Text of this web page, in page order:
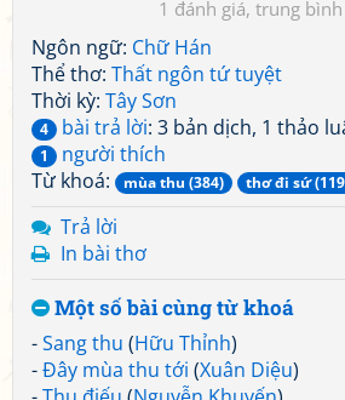
1
Ngôn ngữ: Chữ Hán
Thể thơ: Thất ngôn tứ tuyệt
Thời kỳ: Tây Sơn
4 bài trả lời: 3 bản dịch, 1 thảo
1
người thích
Từ khoá:
mùa thu (384) thơ đi sứ
Trả lời
In bài thơ
Một số bài cùng từ khoá
-Sang thu (Hữu Thỉnh)
-Đây mùa thu tới (Xuân Diệu)